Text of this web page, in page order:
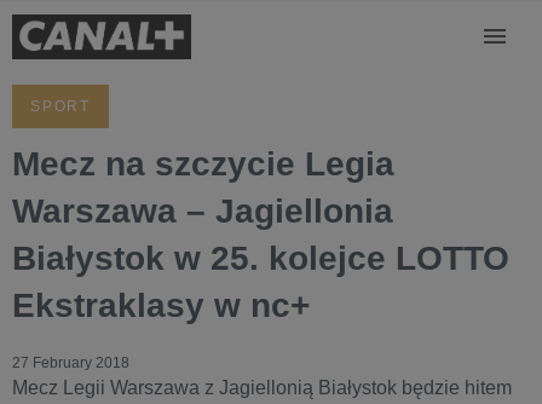
SPORT
Mecz na szczycie Legia
Warszawa – Jagiellonia
Białystok w 25. kolejce LOTTO
Ekstraklasy w nc+
27 February 2018
Mecz Legii Warszawa z Jagiellonią Białystok będzie hitem